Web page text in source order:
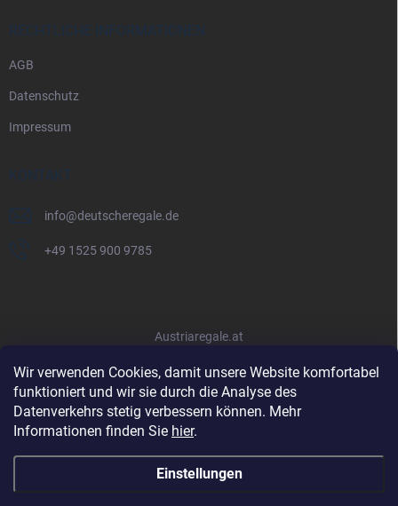
Wir verwenden Cookies, damit unsere Website komfortabel
funktioniert und wir sie durch die Analyse des
Datenverkehrs stetig verbessern können. Mehr
Informationen finden Sie hier.
Einstellungen
RECHTLICHE INFORMATIONEN
AGB
Datenschutz
Impressum
KONTAKT
info@deutscheregale.de
+49 1525 900 9785
Austriaregale.at